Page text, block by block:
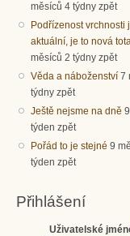
měsíců 4 týdny zpět
Podřízenost vrchnosti
aktuální, je to nová
měsíců 2 týdny zpět
Věda a náboženství 7
týdny zpět
Ještě nejsme na dně
týden zpět
Pořád to je stejné 9
týden zpět
Přihlášení
Uživatelské